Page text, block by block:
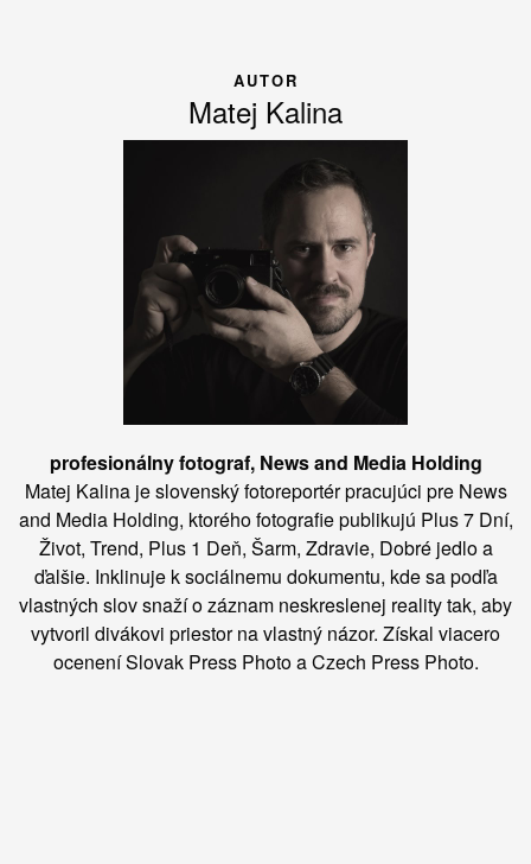
AUTOR
Matej Kalina
profesionálny fotograf, News and Media Holding
Matej Kalina je slovenský fotoreportér pracujúci pre News
and Media Holding, ktorého fotografie publikujú Plus 7 Dní,
Život, Trend, Plus 1 Deň, Šarm, Zdravie, Dobré jedlo a
ďalšie. Inklinuje k sociálnemu dokumentu, kde sa podľa
vlastných slov snaží o záznam neskreslenej reality tak, aby
vytvoril divákovi priestor na vlastný názor. Získal viacero
ocenení Slovak Press Photo a Czech Press Photo.